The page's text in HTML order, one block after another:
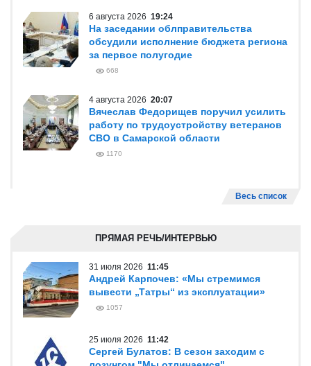
6 августа 2026 19:24
На заседании облправительства
обсудили исполнение бюджета региона
за первое полугодие
668
4 августа 2026 20:07
Вячеслав Федорищев поручил усилить
работу по трудоустройству ветеранов
СВО в Самарской области
1170
Весь список
ПРЯМАЯ РЕЧЬ/ИНТЕРВЬЮ
31 июля 2026 11:45
Андрей Карпочев: «Мы стремимся
вывести „Татры“ из эксплуатации»
1057
25 июля 2026 11:42
Сергей Булатов: В сезон заходим с